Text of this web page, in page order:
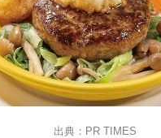
出典：PR TIMES